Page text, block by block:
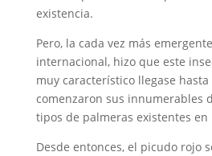
existencia.
Pero, la cada vez más
internacional, hizo que este
muy característico llegase hasta
comenzaron sus innumerables
tipos de palmeras existentes en
Desde entonces, el picudo rojo